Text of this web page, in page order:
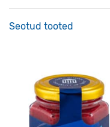
Seotud tooted